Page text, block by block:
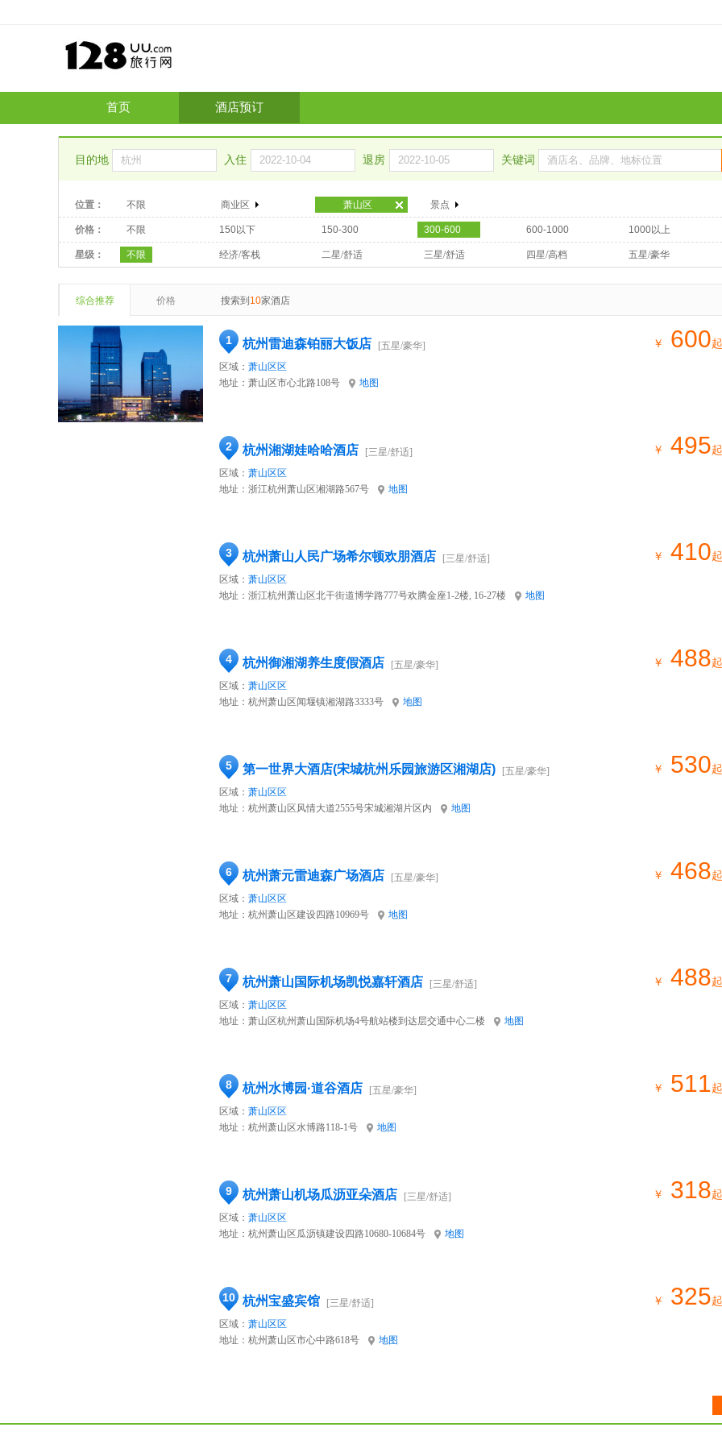
首页 酒店预订
目的地 入住 退房 关键词
位置： 不限 商业区 萧山区 景点
价格： 不限 150以下 150-300 300-600 600-1000 1000以上
星级： 不限 经济/客栈 二星/舒适 三星/舒适 四星/高档 五星/豪华
综合推荐 价格 搜索到 10家酒店
1 杭州雷迪森铂丽大饭店
[五星/豪华]
区域： 萧山区区
地址： 萧山区市心北路108号 地图
￥ 600起
2 杭州湘湖娃哈哈酒店
[三星/舒适]
区域： 萧山区区
地址： 浙江杭州萧山区湘湖路567号 地图
￥ 495起
3 杭州萧山人民广场希尔顿欢朋酒店
[三星/舒适]
区域： 萧山区区
地址： 浙江杭州萧山区北干街道博学路777号欢腾金座1-2楼, 16-27楼 地图
￥ 410起
4 杭州御湘湖养生度假酒店
[五星/豪华]
区域： 萧山区区
地址： 杭州萧山区闻堰镇湘湖路3333号 地图
￥ 488起
5 第一世界大酒店(宋城杭州乐园旅游区湘湖店)
[五星/豪华]
区域： 萧山区区
地址： 杭州萧山区风情大道2555号宋城湘湖片区内 地图
￥ 530起
6 杭州萧元雷迪森广场酒店
[五星/豪华]
区域： 萧山区区
地址： 杭州萧山区建设四路10969号 地图
￥ 468起
7 杭州萧山国际机场凯悦嘉轩酒店
[三星/舒适]
区域： 萧山区区
地址： 萧山区杭州萧山国际机场4号航站楼到达层交通中心二楼 地图
￥ 488起
8 杭州水博园·道谷酒店
[五星/豪华]
区域： 萧山区区
地址： 杭州萧山区水博路118-1号 地图
￥ 511起
9 杭州萧山机场瓜沥亚朵酒店
[三星/舒适]
区域： 萧山区区
地址： 杭州萧山区瓜沥镇建设四路10680-10684号 地图
￥ 318起
10 杭州宝盛宾馆
[三星/舒适]
区域： 萧山区区
地址： 杭州萧山区市心中路618号 地图
￥ 325起